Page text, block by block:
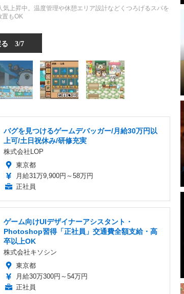
上昇中。温度管理や休憩エリア設計などくつろげるスパを
置もOK
3/7
バグを見つけるゲームデバッガー/月給30万円以
上可/土日祝休み/研修充実
株式会社LOP
東京都
月給31万9,900円～58万円
正社員
ゲーム向けUIデザイナーアシスタント・
Photoshop習得「正社員」交通費全額支給・高
卒以上OK
株式会社キソシン
東京都
月給30万300円～54万円
正社員